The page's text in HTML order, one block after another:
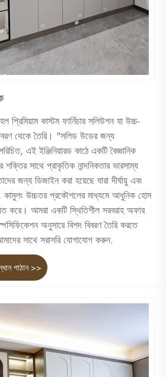
প্রিমিয়াম কাস্টম ফার্নিচার সলিউশন যা উচ্চ-
থেকে তৈরি। "সলিড উডের জন্য
এই ইঞ্জিনিয়ারড কাঠে একটি বৈজ্ঞানিক
শক্তির সাথে প্রাকৃতিক নান্দনিকতার ভারসাম্য
জন্য ডিজাইন করা হয়েছে যারা দীর্ঘায়ু এবং
কামুলং উচ্চতর প্রকৌশলের মাধ্যমে আধুনিক হোম
করে। আমরা একটি স্থিতিশীল সরবরাহ অফার
অনুসারে বিশদ বিবরণ তৈরি করতে
সাথে সরাসরি যোগাযোগ করুন.
পাঠান >>